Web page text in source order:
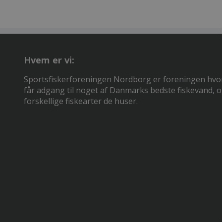
Hvem er vi:
Sportsfiskerforeningen Nordborg er foreningen
får adgang til noget af Danmarks bedste fiskevand,
forskellige fiskearter de huser.